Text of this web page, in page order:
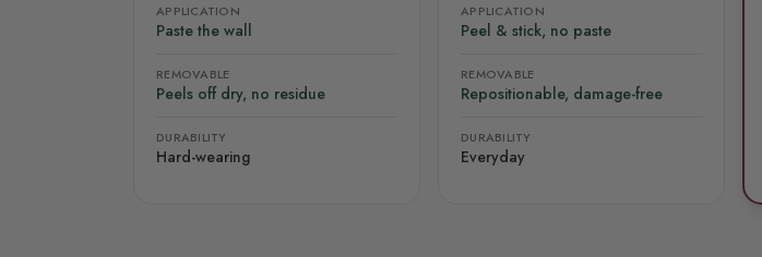
APPLICATION
Paste the wall
REMOVABLE
Peels off dry, no residue
DURABILITY
Hard-wearing
APPLICATION
Peel & stick, no paste
REMOVABLE
Repositionable, damage-free
DURABILITY
Everyday